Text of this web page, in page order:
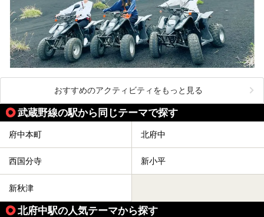
おすすめのアクティビティをもっと見る
武蔵野線の駅から同じテーマで探す
府中本町 北府中
西国分寺 新小平
新秋津
北府中駅の人気テーマから探す